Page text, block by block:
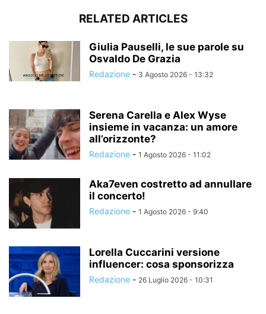
RELATED ARTICLES
Giulia Pauselli, le sue parole su
Osvaldo De Grazia
Redazione - 3 Agosto 2026 - 13:32
Serena Carella e Alex Wyse
insieme in vacanza: un amore
all’orizzonte?
Redazione - 1 Agosto 2026 - 11:02
Aka7even costretto ad annullare
il concerto!
Redazione - 1 Agosto 2026 - 9:40
Lorella Cuccarini versione
influencer: cosa sponsorizza
Redazione - 26 Luglio 2026 - 10:31